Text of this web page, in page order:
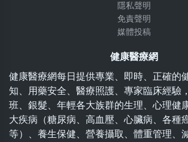
隱私聲明
免責聲明
媒體投稿
健康醫療網
健康醫療網每日提供專業、即時、正確的
知、用藥安全、醫療照護、專家臨床經驗
班、銀髮、年輕各大族群的生理、心理健
大疾病（糖尿病、高血壓、心臟病、各種
等）、養生保健、營養攝取、體重管理、